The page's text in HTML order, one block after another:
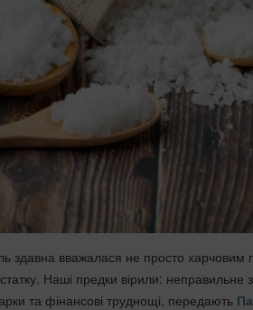
здавна вважалася не просто
Наші предки вірили: неправильне
та фінансові труднощі, передають